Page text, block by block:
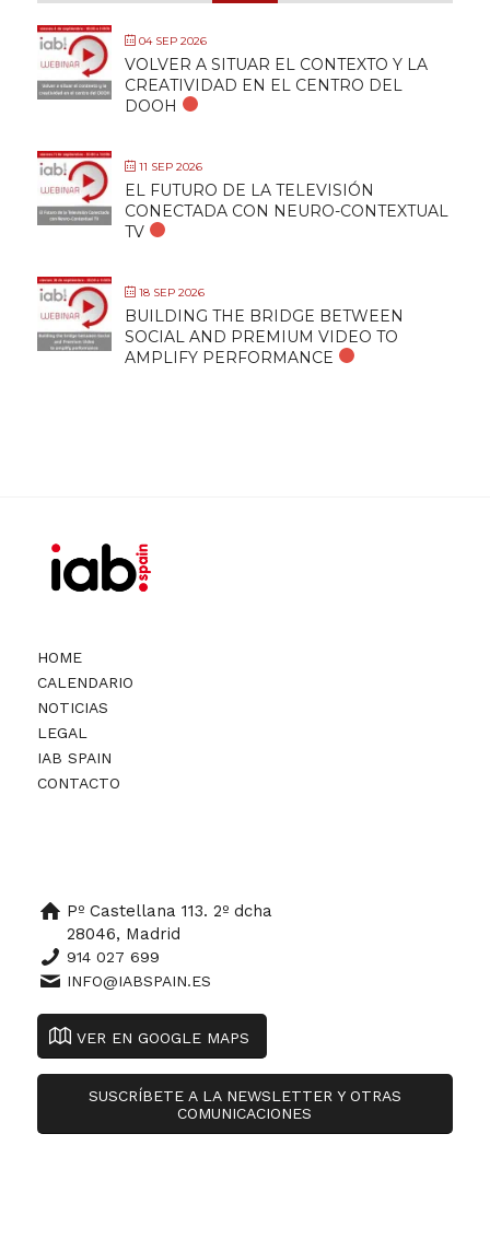
04 SEP 2026
VOLVER A SITUAR EL CONTEXTO Y LA
CREATIVIDAD EN EL CENTRO DEL
DOOH
11 SEP 2026
EL FUTURO DE LA TELEVISIÓN
CONECTADA CON NEURO-CONTEXTUAL
TV
18 SEP 2026
BUILDING THE BRIDGE BETWEEN
SOCIAL AND PREMIUM VIDEO TO
AMPLIFY PERFORMANCE
HOME
CALENDARIO
NOTICIAS
LEGAL
IAB SPAIN
CONTACTO
Pº Castellana 113. 2º dcha
28046, Madrid
914 027 699
INFO@IABSPAIN.ES
VER EN GOOGLE MAPS
SUSCRÍBETE A LA NEWSLETTER Y OTRAS
COMUNICACIONES